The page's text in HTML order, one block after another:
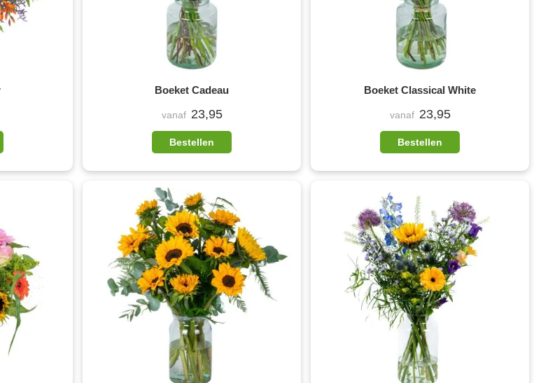
Boeket Cadeau
vanaf 23,95
Bestellen
Boeket Classical White
vanaf 23,95
Bestellen